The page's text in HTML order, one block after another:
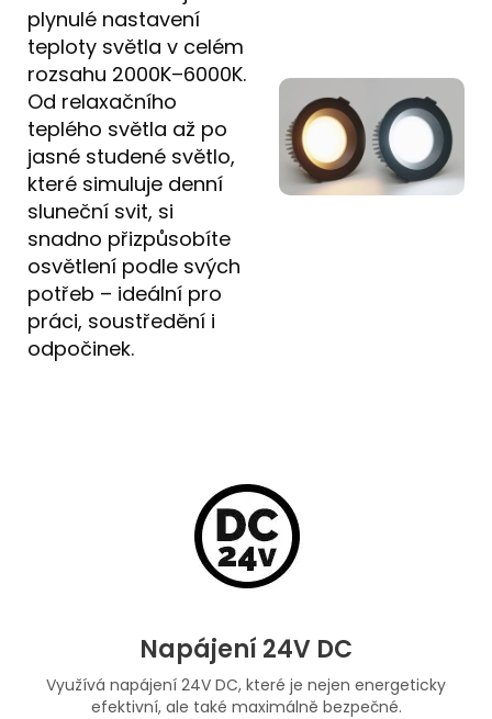
plynulé nastavení
teploty světla v celém
rozsahu 2000K–6000K.
Od relaxačního
teplého světla až po
jasné studené světlo,
které simuluje denní
sluneční svit, si
snadno přizpůsobíte
osvětlení podle svých
potřeb – ideální pro
práci, soustředění i
odpočinek.
Napájení 24V DC
Využívá napájení 24V DC, které je nejen energeticky
efektivní, ale také maximálně bezpečné.